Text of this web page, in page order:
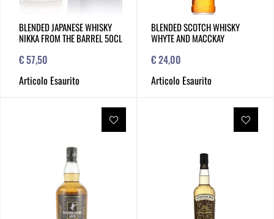
BLENDED JAPANESE WHISKY
NIKKA FROM THE BARREL 50CL
€ 57,50
Articolo Esaurito
BLENDED SCOTCH WHISKY
WHYTE AND MACCKAY
€ 24,00
Articolo Esaurito